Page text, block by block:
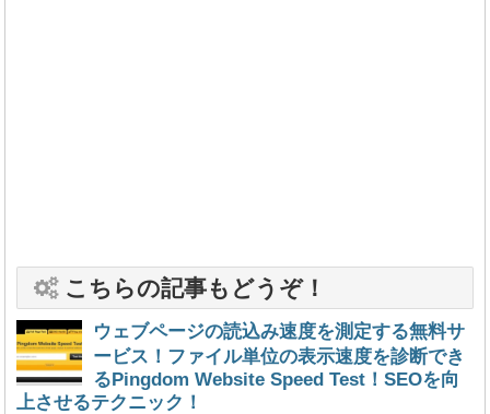
こちらの記事もどうぞ！
ウェブページの読込み速度を測定する無料サ
ービス！ファイル単位の表示速度を診断でき
るPingdom Website Speed Test！SEOを向
上させるテクニック！